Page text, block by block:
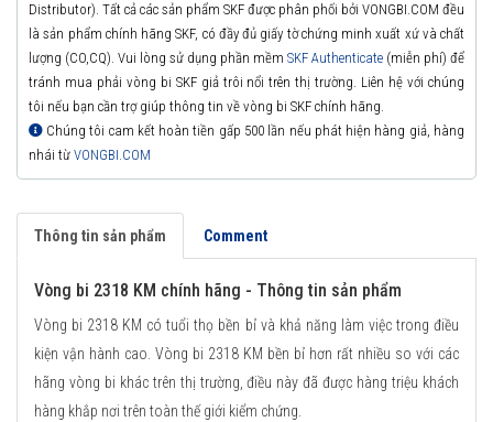
Distributor). Tất cả các sản phẩm SKF được phân phối bởi VONGBI.COM đều
là sản phẩm chính hãng SKF, có đầy đủ giấy tờ chứng minh xuất xứ và chất
lượng (CO,CQ). Vui lòng sử dụng phần mềm SKF Authenticate (miễn phí) để
tránh mua phải vòng bi SKF giả trôi nổi trên thị trường. Liên hệ với chúng
tôi nếu bạn cần trợ giúp thông tin về vòng bi SKF chính hãng.
Chúng tôi cam kết hoàn tiền gấp 500 lần nếu phát hiện hàng giả, hàng
nhái từ VONGBI.COM
Thông tin sản phẩm Comment
Vòng bi 2318 KM chính hãng - Thông tin sản phẩm
Vòng bi 2318 KM có tuổi thọ bền bỉ và khả năng làm việc trong điều
kiện vận hành cao. Vòng bi 2318 KM bền bỉ hơn rất nhiều so với các
hãng vòng bi khác trên thị trường, điều này đã được hàng triệu khách
hàng khắp nơi trên toàn thế giới kiểm chứng.